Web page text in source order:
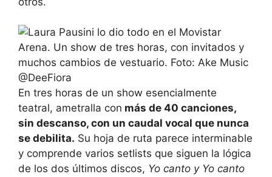
En tres horas de un show esencialmente
teatral, ametralla con más de 40 canciones,
sin descanso, con un caudal vocal que nunca
se debilita. Su hoja de ruta parece interminable
y comprende varios setlists que siguen la lógica
de los dos últimos discos, Yo canto y Yo canto